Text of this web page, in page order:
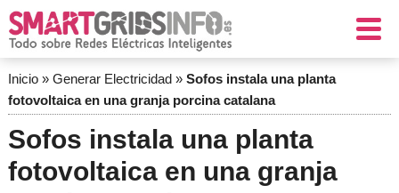
Inicio» Generar Electricidad» Sofos instala una planta
fotovoltaica en una granja porcina catalana
Sofos instala una planta
fotovoltaica en una granja